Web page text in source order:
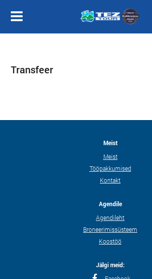
Transfeer
Meist
Meist
Tööpakkumised
Kontakt
Agendile
Agendileht
Broneerimissüsteem
Koostöö
Jälgi meid: